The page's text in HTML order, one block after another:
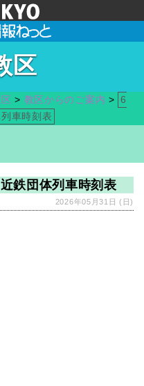
区
区> 教区からのご案内 >
6
車時刻表
鉄団体列車時刻表
2026年05月31日 (日)